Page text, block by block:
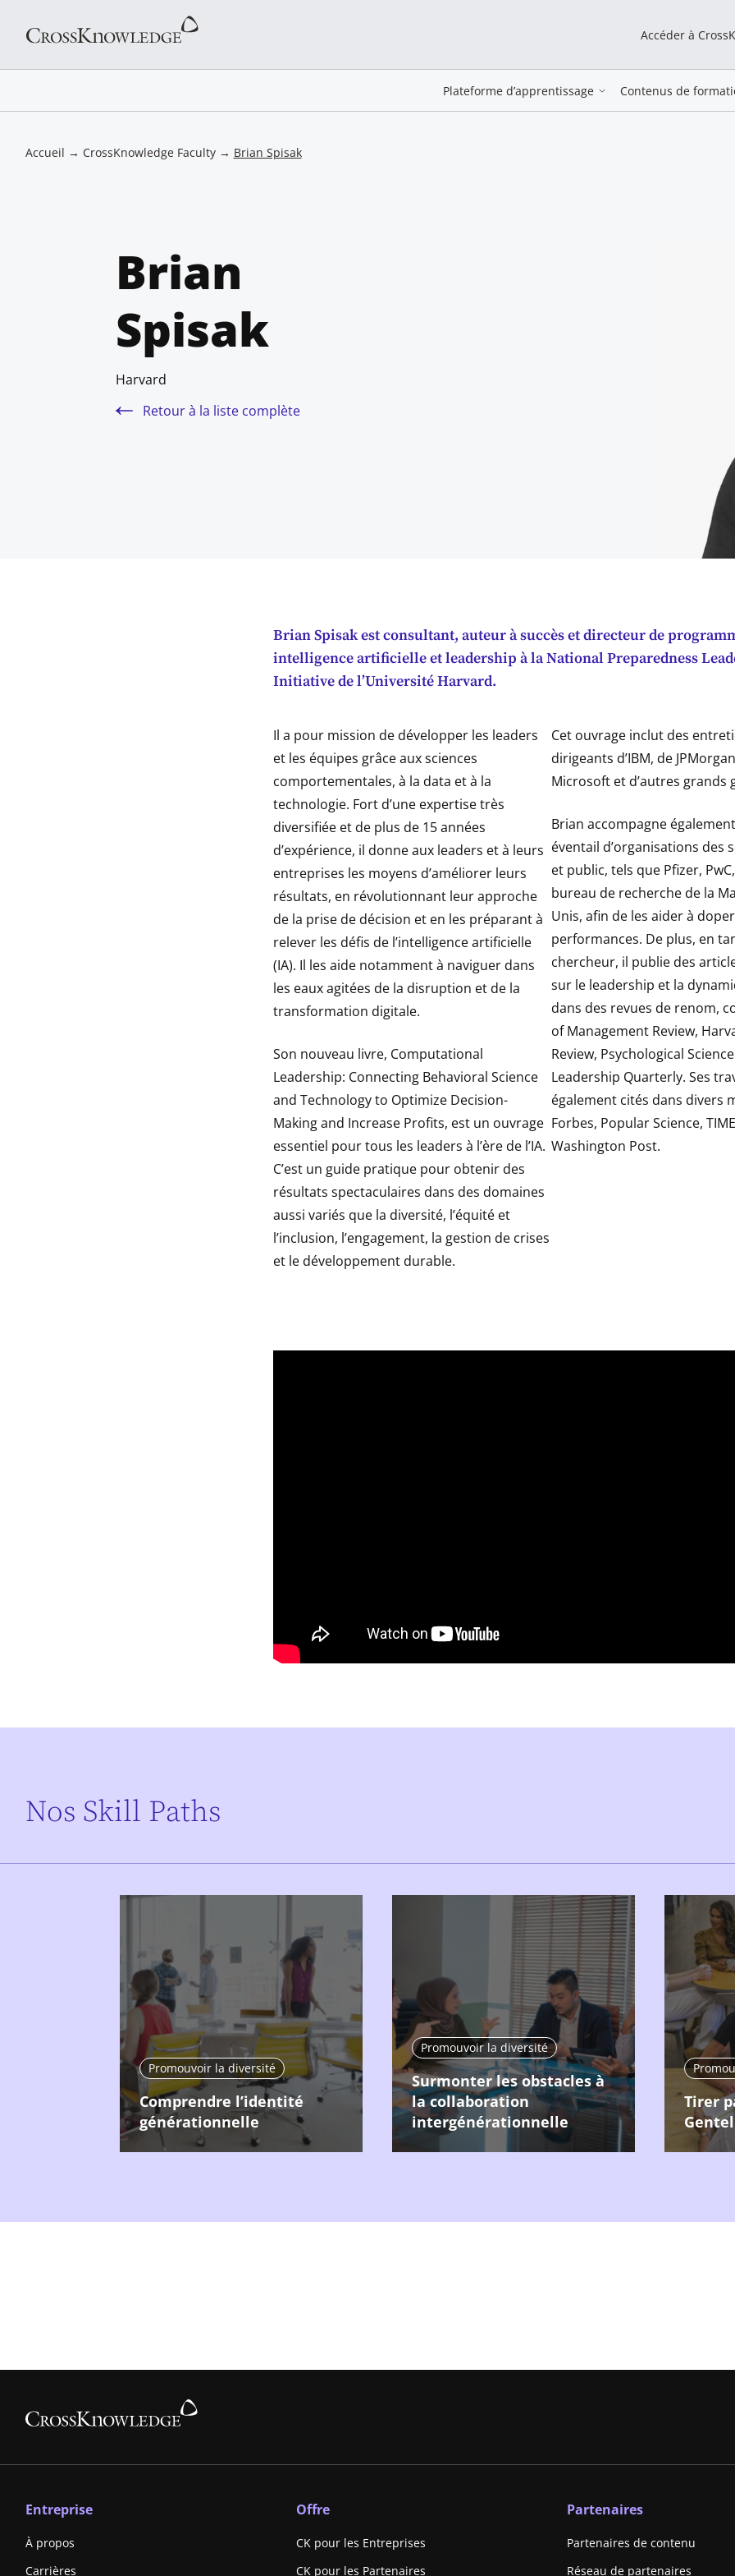
Accéder à
Plateforme d’apprentissage Contenus de
Accueil → CrossKnowledge Faculty→ Brian Spisak
Brian
Spisak
Harvard
Retour à la liste complète
Brian Spisak est consultant, auteur à succès et directeur de
intelligence artificielle et leadership à la National Preparedness
Initiative de l’Université Harvard.
Il a pour mission de développer les leaders
et les équipes grâce aux sciences
comportementales, à la data et à la
technologie. Fort d’une expertise très
diversifiée et de plus de 15 années
d’expérience, il donne aux leaders et à leurs
entreprises les moyens d’améliorer leurs
résultats, en révolutionnant leur approche
de la prise de décision et en les préparant à
relever les défis de l’intelligence artificielle
(IA). Il les aide notamment à naviguer dans
les eaux agitées de la disruption et de la
transformation digitale.
Son nouveau livre, Computational
Leadership: Connecting Behavioral Science
and Technology to Optimize Decision-
Making and Increase Profits, est un ouvrage
essentiel pour tous les leaders à l’ère de l’IA.
C’est un guide pratique pour obtenir des
résultats spectaculaires dans des domaines
aussi variés que la diversité, l’équité et
l’inclusion, l’engagement, la gestion de crises
et le développement durable.
Cet ouvrage inclut des
dirigeants d’IBM, de
Microsoft et d’autres grands
Brian accompagne
éventail d’organisations des
et public, tels que Pfizer, PwC,
bureau de recherche de la
Unis, afin de les aider à
performances. De plus, en
chercheur, il publie des
sur le leadership et la
dans des revues de renom,
of Management Review,
Review, Psychological
Leadership Quarterly. Ses
également cités dans divers
Forbes, Popular Science,
Washington Post.
Nos Skill Paths
Promouvoir la diversité
Comprendre l’identité
générationnelle
Promouvoir la diversité
Surmonter les obstacles à
la collaboration
intergénérationnelle
Tirer
Entreprise
À propos
Carrières
Offre
CK pour les Entreprises
CK pour les Partenaires
Partenaires
Partenaires de contenu
Réseau de partenaires